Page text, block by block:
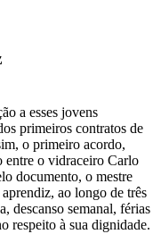
a esses jovens
primeiros contratos de
o primeiro acordo,
entre o vidraceiro Carlo
documento, o mestre
ao longo de três
descanso semanal, férias
respeito à sua dignidade.